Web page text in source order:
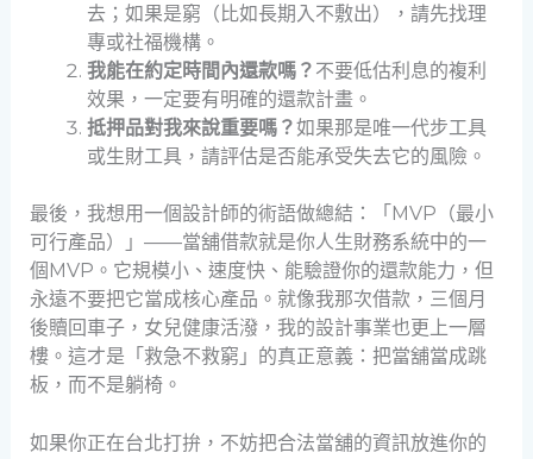
去；如果是窮（比如長期入不敷出），請先找理
專或社福機構。
我能在約定時間內還款嗎？ 不要低估利息的複利
效果，一定要有明確的還款計畫。
抵押品對我來說重要嗎？如果那是唯一代步工具
或生財工具，請評估是否能承受失去它的風險。
最後，我想用一個設計師的術語做總結：「MVP（最小
可行產品）」——當舖借款就是你人生財務系統中的一
個MVP。它規模小、速度快、能驗證你的還款能力，但
永遠不要把它當成核心產品。就像我那次借款，三個月
後贖回車子，女兒健康活潑，我的設計事業也更上一層
樓。這才是「救急不救窮」的真正意義：把當舖當成跳
板，而不是躺椅。
如果你正在台北打拚，不妨把合法當舖的資訊放進你的